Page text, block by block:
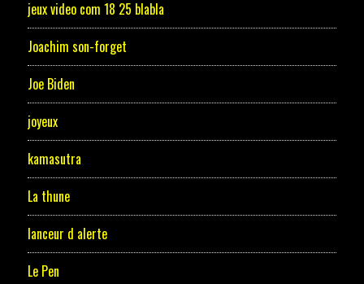
jeux video com 18 25 blabla
Joachim son-forget
Joe Biden
joyeux
kamasutra
La thune
lanceur d alerte
Le Pen